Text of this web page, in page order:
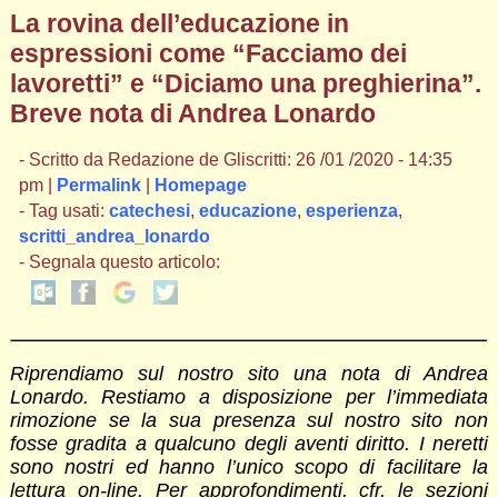
La rovina dell’educazione in
espressioni come “Facciamo dei
lavoretti” e “Diciamo una preghierina”.
Breve nota di Andrea Lonardo
- Scritto da Redazione de Gliscritti: 26 /01 /2020 - 14:35
pm |
Permalink|
Homepage
- Tag usati: catechesi, educazione, esperienza,
scritti_andrea_lonardo
- Segnala questo articolo:
Riprendiamo sul nostro sito una nota di Andrea
Lonardo. Restiamo a disposizione per l’immediata
rimozione se la sua presenza sul nostro sito non
fosse gradita a qualcuno degli aventi diritto. I neretti
sono nostri ed hanno l’unico scopo di facilitare la
lettura on-line. Per approfondimenti, cfr. le sezioni